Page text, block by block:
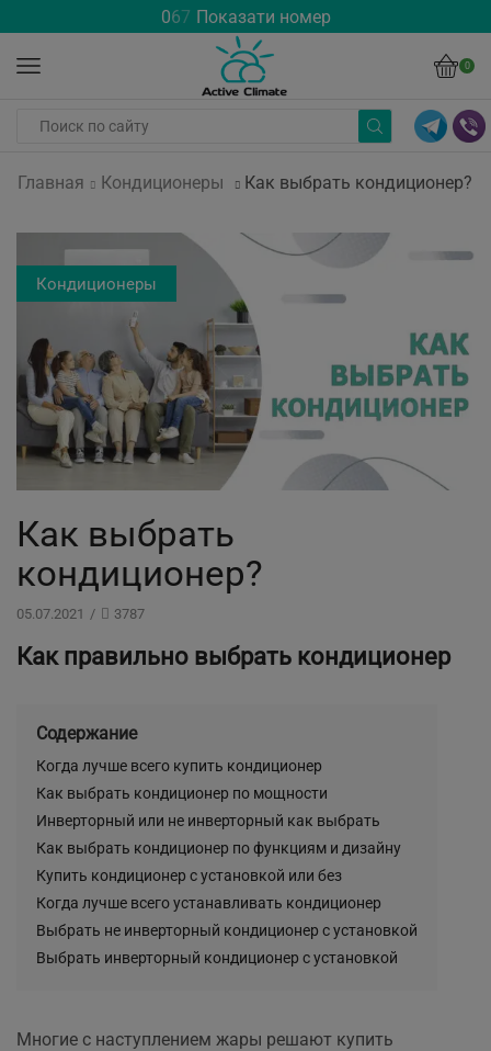
067 Показати номер
0
Главная Кондиционеры Как выбрать кондиционер?
Кондиционеры
Как выбрать
кондиционер?
05.07.2021 / 3787
Как правильно выбрать кондиционер
Содержание
Когда лучше всего купить кондиционер
Как выбрать кондиционер по мощности
Инверторный или не инверторный как выбрать
Как выбрать кондиционер по функциям и дизайну
Купить кондиционер с установкой или без
Когда лучше всего устанавливать кондиционер
Выбрать не инверторный кондиционер с установкой
Выбрать инверторный кондиционер с установкой
Многие с наступлением жары решают купить